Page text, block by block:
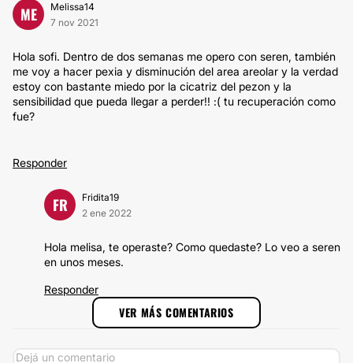
ME
Melissa14
7 nov 2021
Hola sofi. Dentro de dos semanas me opero con seren, también
me voy a hacer pexia y disminución del area areolar y la verdad
estoy con bastante miedo por la cicatriz del pezon y la
sensibilidad que pueda llegar a perder!! :( tu recuperación como
fue?
Responder
FR
Fridita19
2 ene 2022
Hola melisa, te operaste? Como quedaste? Lo veo a seren
en unos meses.
Responder
VER MÁS COMENTARIOS